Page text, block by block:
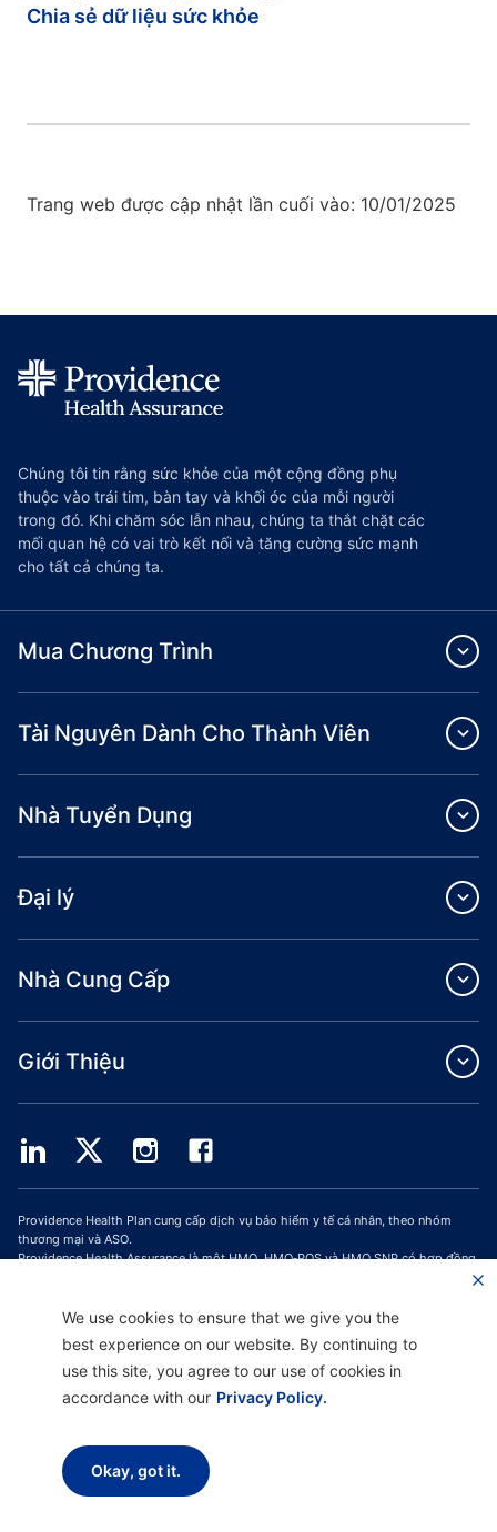
Chia sẻ dữ liệu sức khỏe
Trang web được cập nhật lần cuối vào: 10/01/2025
Chúng tôi tin rằng sức khỏe của một cộng đồng phụ
thuộc vào trái tim, bàn tay và khối óc của mỗi người
trong đó. Khi chăm sóc lẫn nhau, chúng ta thắt chặt các
mối quan hệ có vai trò kết nối và tăng cường sức mạnh
cho tất cả chúng ta.
Mua Chương Trình
Tài Nguyên Dành Cho Thành Viên
Nhà Tuyển Dụng
Đại lý
Nhà Cung Cấp
Giới Thiệu
Providence Health Plan cung cấp dịch vụ bảo hiểm y tế cá nhân, theo nhóm
thương mại và ASO.
Providence Health Assurance là một HMO, HMO‐POS và HMO SNP có hợp đồng
H9047_PHAAM20_M
Quyền Riêng Tư
Bản quyền © 2026 Providence Health Plan, Providence Plan Partners và
We use cookies to ensure that we give you the
best experience on our website. By continuing to
use this site, you agree to our use of cookies in
accordance with our Privacy Policy.
Okay, got it.